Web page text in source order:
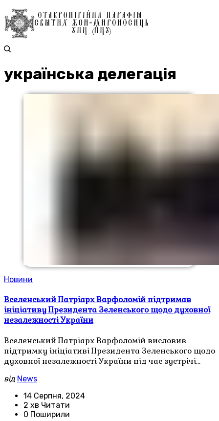
українська делегація
Новини
Вселенський Патріарх Варфоломій підтримав
ініціативу Президента Зеленського щодо духовної
незалежності України
Вселенський Патріарх Варфоломій висловив
підтримку ініціативі Президента Зеленського щодо
духовної незалежності України під час зустрічі…
від News
14 Серпня, 2024
2 хв Читати
0 Поширили